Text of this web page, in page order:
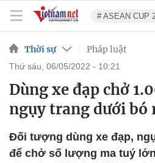
# ASEAN CUP
Thời sự Pháp luật
thứ sáu, 06/05/2022 - 10:21
Dùng xe đạp chở
ngụy trang dưới bó
Đối tượng dùng xe đạp,
để chở số lượng ma tuý